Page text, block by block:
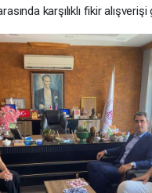
karşılıklı fikir alışverişi